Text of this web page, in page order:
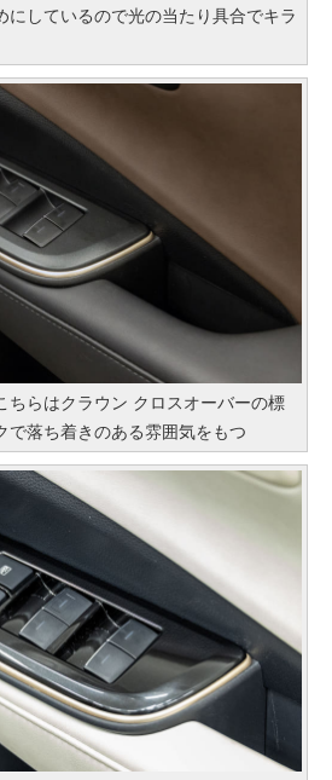
にしているので光の当たり具合でキラ
ちらはクラウン クロスオーバーの標
で落ち着きのある雰囲気をもつ